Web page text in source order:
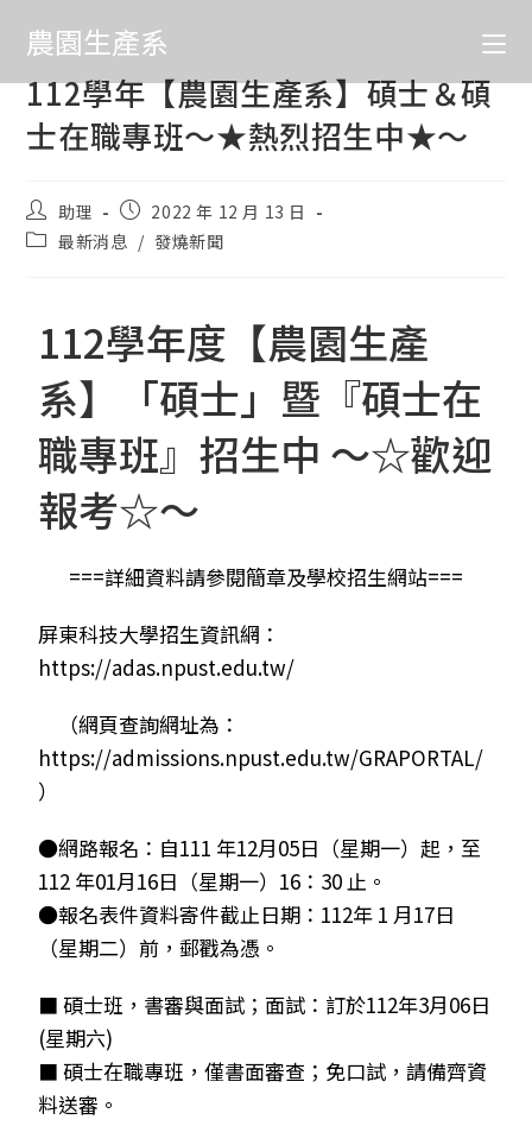
農園生產系
112學年【農園生產系】碩士＆碩
士在職專班～★熱烈招生中★～
助理
2022 年 12 月 13 日
最新消息 / 發燒新聞
112學年度【農園生產
系】「碩士」暨『碩士在
職專班』招生中 ～☆歡迎
報考☆～
===詳細資料請參閱簡章及學校招生網站===
屏東科技大學招生資訊網：
https://adas.npust.edu.tw/
（網頁查詢網址為：
https://admissions.npust.edu.tw/GRAPORTAL/
）
●網路報名：自111 年12月05日（星期一）起，至
112 年01月16日（星期一）16：30 止。
●報名表件資料寄件截止日期：112年 1 月17日
（星期二）前，郵戳為憑。
■ 碩士班，書審與面試；面試：訂於112年3月06日
(星期六)
■ 碩士在職專班，僅書面審查；免口試，請備齊資
料送審。